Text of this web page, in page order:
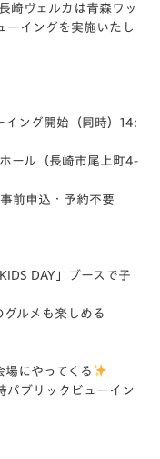
崎ヴェルカは青森ワッ
ーイングを実施いたし
イング開始（同時）14:
ール（長崎市尾上町4-
前申込・予約不要
DAY」ブースで子
ルメも楽しめる
にやってくる
ブリックビューイン